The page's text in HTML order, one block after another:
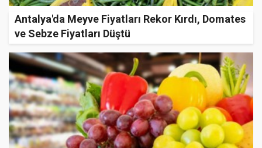
Antalya'da Meyve Fiyatları Rekor Kırdı, Domates
ve Sebze Fiyatları Düştü